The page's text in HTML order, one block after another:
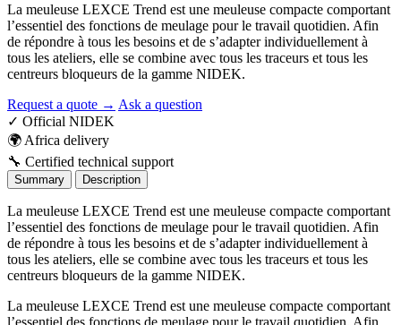
La meuleuse LEXCE Trend est une meuleuse compacte comportant
l’essentiel des fonctions de meulage pour le travail quotidien. Afin
de répondre à tous les besoins et de s’adapter individuellement à
tous les ateliers, elle se combine avec tous les traceurs et tous les
centreurs bloqueurs de la gamme NIDEK.
Request a quote → Ask a question
✓ Official NIDEK
🌍Africa delivery
🔧 Certified technical support
Summary Description
La meuleuse LEXCE Trend est une meuleuse compacte comportant
l’essentiel des fonctions de meulage pour le travail quotidien. Afin
de répondre à tous les besoins et de s’adapter individuellement à
tous les ateliers, elle se combine avec tous les traceurs et tous les
centreurs bloqueurs de la gamme NIDEK.
La meuleuse LEXCE Trend est une meuleuse compacte comportant